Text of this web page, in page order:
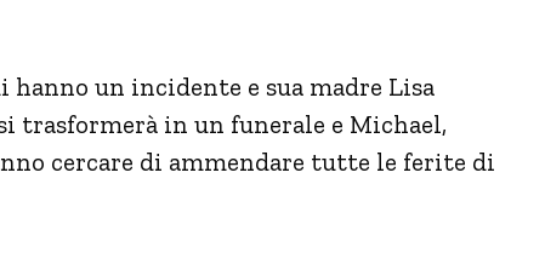
un incidente e sua madre Lisa
trasformerà in un funerale e Michael,
cercare di ammendare tutte le ferite di